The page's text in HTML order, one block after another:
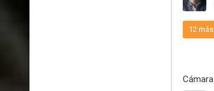
12 más
Cámara